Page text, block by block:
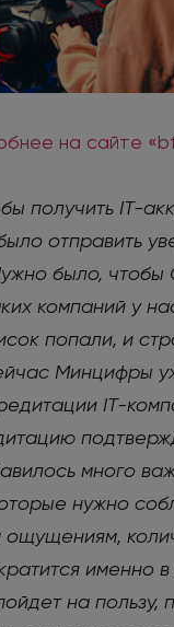
на сайте
получить IT-
отправить
было,
компаний у
попали, и
Минцифры
IT-
много
нужно
именно
на пользу,